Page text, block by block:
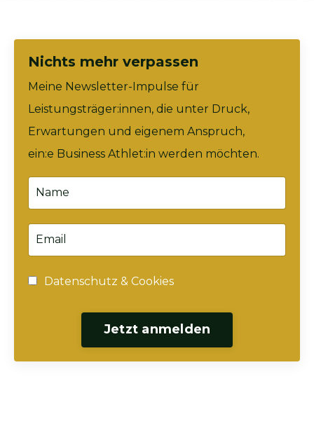
Nichts mehr verpassen
Meine Newsletter-Impulse für
Leistungsträger:innen, die unter Druck,
Erwartungen und eigenem Anspruch,
ein:e Business Athlet:in werden möchten.
Datenschutz & Cookies
Jetzt anmelden